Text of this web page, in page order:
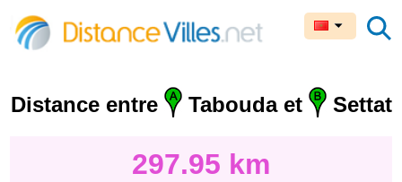
Distance entre Tabouda et Settat
297.95 km